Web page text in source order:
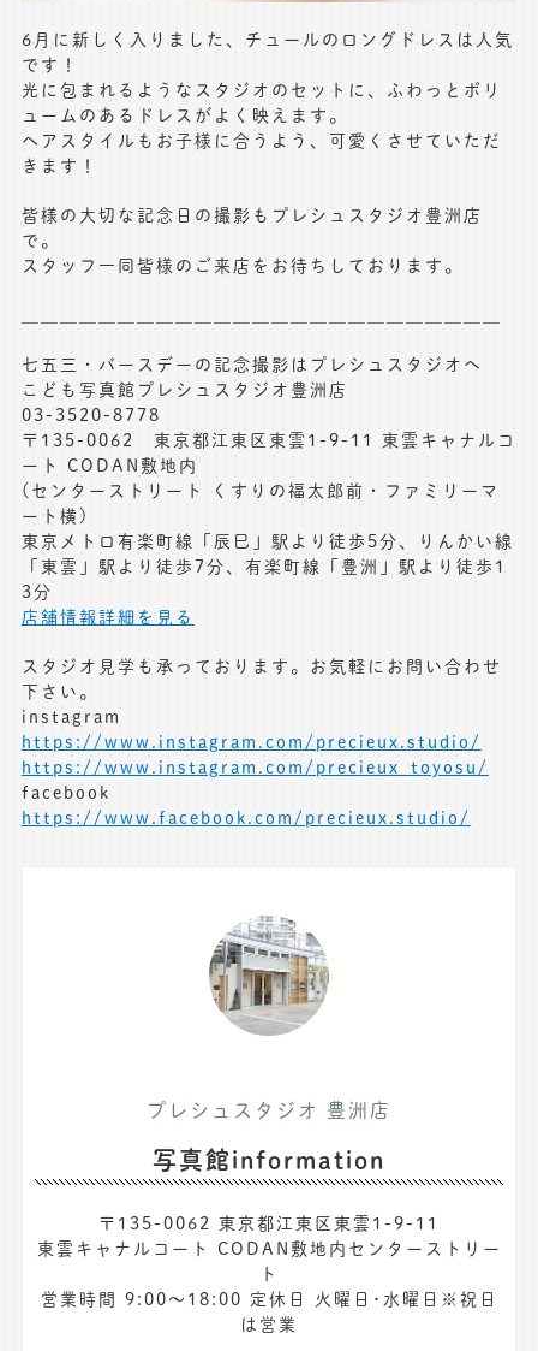
6月に新しく入りました、チュールのロングドレスは人気
です！
光に包まれるようなスタジオのセットに、ふわっとボリ
ュームのあるドレスがよく映えます。
ヘアスタイルもお子様に合うよう、可愛くさせていただ
きます！
皆様の大切な記念日の撮影もプレシュスタジオ豊洲店
で。
スタッフ一同皆様のご来店をお待ちしております。
七五三・バースデーの記念撮影はプレシュスタジオへ
こども写真館プレシュスタジオ豊洲店
03-3520-8778
〒135-0062 東京都江東区東雲1-9-11 東雲キャナルコ
ート CODAN敷地内
(センターストリート くすりの福太郎前・ファミリーマ
ート横)
東京メトロ有楽町線「辰巳」駅より徒歩5分、りんかい線
「東雲」駅より徒歩7分、有楽町線「豊洲」駅より徒歩1
3分
店舗情報詳細を見る
スタジオ見学も承っております。お気軽にお問い合わせ
下さい。
instagram
https://www.instagram.com/precieux.studio/
https://www.instagram.com/precieux_toyosu/
facebook
https://www.facebook.com/precieux.studio/
プレシュスタジオ 豊洲店
写真館information
〒135-0062 東京都江東区東雲1-9-11
東雲キャナルコート CODAN敷地内センターストリー
ト
営業時間 9:00〜18:00 定休日 火曜日･水曜日※祝日
は営業